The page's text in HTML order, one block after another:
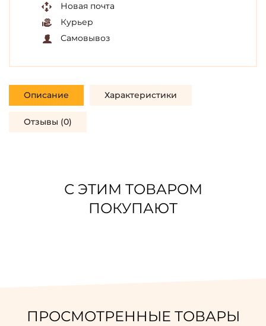
Новая почта
Курьер
Самовывоз
Описание Характеристики
Отзывы (0)
С ЭТИМ ТОВАРОМ
ПОКУПАЮТ
ПРОСМОТРЕННЫЕ ТОВАРЫ